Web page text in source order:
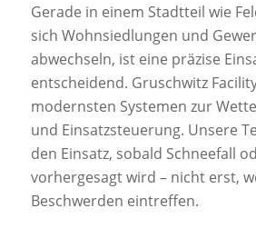
Gerade in einem Stadtteil wie
sich Wohnsiedlungen und
abwechseln, ist eine präzise
entscheidend. Gruschwitz
modernsten Systemen zur
und Einsatzsteuerung. Unsere
den Einsatz, sobald Schneefall
vorhergesagt wird – nicht erst,
Beschwerden eintreffen.